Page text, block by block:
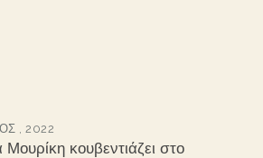
, 2022
κουβεντιάζει στο